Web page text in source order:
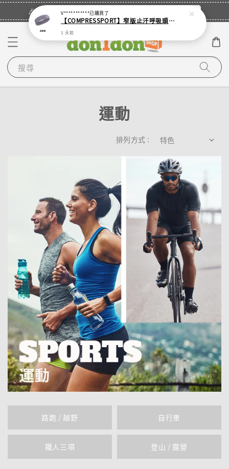
🎉登入會員・領取您的專屬折扣券！ 立即登入
搜尋
運動
排列方式 :
路跑 / 越野 自行車
鐵人三項 登山 / 露營
V***********已購買了
【COMPRESSPORT】窄版止汗呼吸頭帶2.0_【零碼】
1 天前